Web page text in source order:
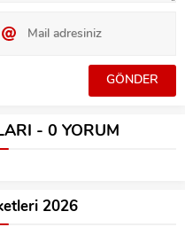
- 0 YORUM
2026